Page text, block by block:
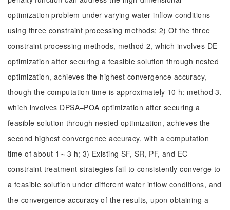
optimization problem under varying water inflow conditions
using three constraint processing methods; 2) Of the three
constraint processing methods, method 2, which involves DE
optimization after securing a feasible solution through nested
optimization, achieves the highest convergence accuracy,
though the computation time is approximately 10 h; method 3,
which involves DPSA–POA optimization after securing a
feasible solution through nested optimization, achieves the
second highest convergence accuracy, with a computation
time of about 1～3 h; 3) Existing SF, SR, PF, and EC
constraint treatment strategies fail to consistently converge to
a feasible solution under different water inflow conditions, and
the convergence accuracy of the results, upon obtaining a